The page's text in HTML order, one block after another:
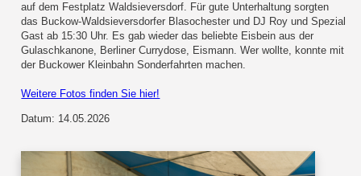
auf dem Festplatz Waldsieversdorf. Für gute Unterhaltung sorgten
das Buckow-Waldsieversdorfer Blasochester und DJ Roy und Spezial
Gast ab 15:30 Uhr. Es gab wieder das beliebte Eisbein aus der
Gulaschkanone, Berliner Currydose, Eismann. Wer wollte, konnte mit
der Buckower Kleinbahn Sonderfahrten machen.
Weitere Fotos finden Sie hier!
Datum: 14.05.2026